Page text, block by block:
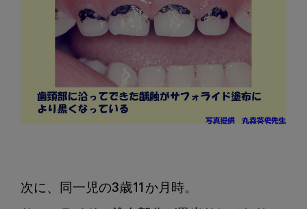
次に、同一児の3歳11か月時。